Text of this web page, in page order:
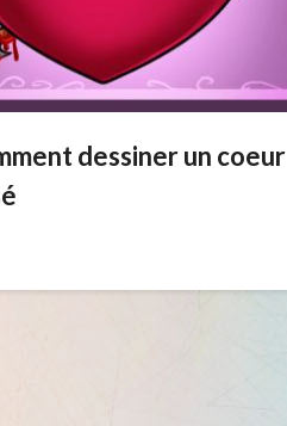
dessiner un coeur